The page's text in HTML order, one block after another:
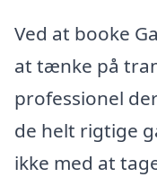
Ved at booke
at tænke på
professionel
de helt rigtige
ikke med at